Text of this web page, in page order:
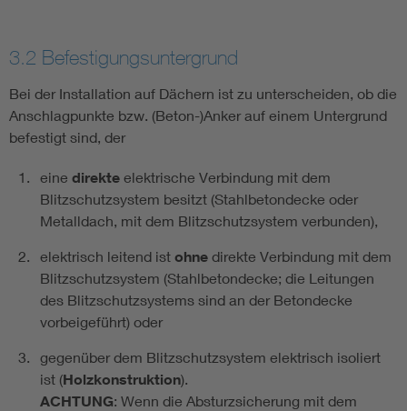
3.2 Befestigungsuntergrund
Bei der Installation auf Dächern ist zu unterscheiden, ob die
Anschlagpunkte bzw. (Beton-)Anker auf einem Untergrund
befestigt sind, der
eine direkte elektrische Verbindung mit dem
Blitzschutzsystem besitzt (Stahlbetondecke oder
Metalldach, mit dem Blitzschutzsystem verbunden),
elektrisch leitend ist ohne direkte Verbindung mit dem
Blitzschutzsystem (Stahlbetondecke; die Leitungen
des Blitzschutzsystems sind an der Betondecke
vorbeigeführt) oder
gegenüber dem Blitzschutzsystem elektrisch isoliert
ist (Holzkonstruktion).
ACHTUNG: Wenn die Absturzsicherung mit dem